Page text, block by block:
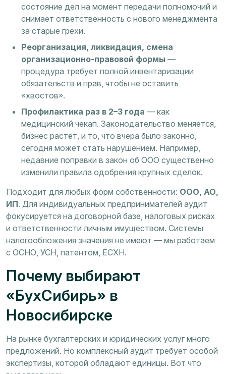
состояние дел на момент передачи полномочий и
снимает ответственность с нового менеджмента
за старые грехи.
Реорганизация, ликвидация, смена
организационно-правовой формы —
процедура требует полной инвентаризации
обязательств и прав, чтобы не оставить
«хвостов».
Профилактика раз в 2–3 года — как
медицинский чекап. Законодательство меняется,
бизнес растёт, и то, что вчера было законно,
сегодня может стать нарушением. Например,
недавние поправки в закон об ООО существенно
изменили правила одобрения крупных сделок.
Подходит для любых форм собственности: ООО, АО,
ИП. Для индивидуальных предпринимателей аудит
фокусируется на договорной базе, налоговых рисках
и ответственности личным имуществом. Системы
налогообложения значения не имеют — мы работаем
с ОСНО, УСН, патентом, ЕСХН.
Почему выбирают
«БухСибирь» в
Новосибирске
На рынке бухгалтерских и юридических услуг много
предложений. Но комплексный аудит требует особой
экспертизы, которой обладают единицы. Вот что